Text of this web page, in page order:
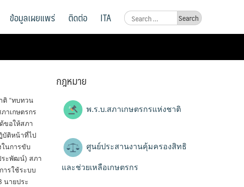
Search
for:
ข้อมูลเผยแพร่ ติดต่อ ITA
ติ “ทบทวน
เกษตรกร
ขอให้สภา
บัติหน้าที่ไป
นการขับ
ระพัฒน์) สภา
ารใช้ระบบ
นายประ
กฎหมาย
พ.ร.บ.สภาเกษตรกรแห่งชาติ
ศูนย์ประสานงานคุ้มครองสิทธิ
และช่วยเหลือเกษตรกร